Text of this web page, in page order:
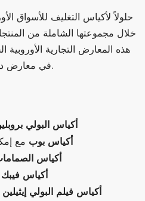
خلال مجموعتها الشاملة من
هذه المعارض التجارية الأوروبية
في معارض دولية ونخدم العملاء الأوروبيين.
أكياس البولي
أكياس بوب مع
أكياس
أكياس فيبك
أكياس فيلم البولي إيثيلين